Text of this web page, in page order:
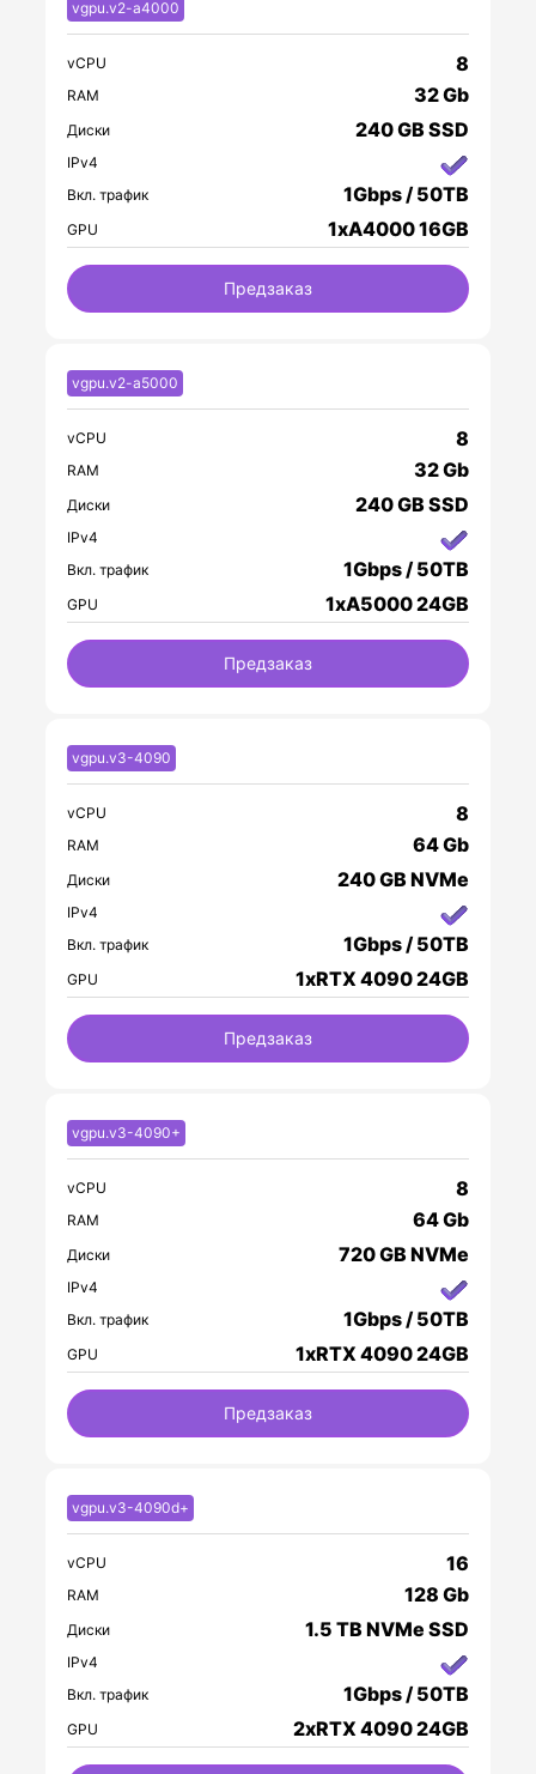
vgpu.v2-a4000
vCPU 8
RAM 32 Gb
Диски 240 GB SSD
IPv4
Вкл. трафик
1Gbps / 50TB
GPU 1xA4000 16GB
Предзаказ
vgpu.v2-a5000
vCPU 8
RAM 32 Gb
Диски 240 GB SSD
IPv4
Вкл. трафик
1Gbps / 50TB
GPU 1xA5000 24GB
Предзаказ
vgpu.v3-4090
vCPU 8
RAM 64 Gb
Диски 240 GB NVMe
IPv4
Вкл. трафик
1Gbps / 50TB
GPU 1xRTX 4090 24GB
Предзаказ
vgpu.v3-4090+
vCPU 8
RAM 64 Gb
Диски 720 GB NVMe
IPv4
Вкл. трафик
1Gbps / 50TB
GPU 1xRTX 4090 24GB
Предзаказ
vgpu.v3-4090d+
vCPU 16
RAM 128 Gb
Диски 1.5 TB NVMe SSD
IPv4
Вкл. трафик
1Gbps / 50TB
GPU 2xRTX 4090 24GB